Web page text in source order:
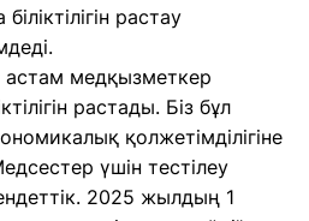
растау
астам медқызметкер
растады. Біз бұл
қолжетімділігіне
үшін тестілеу
2025 жылдың 1